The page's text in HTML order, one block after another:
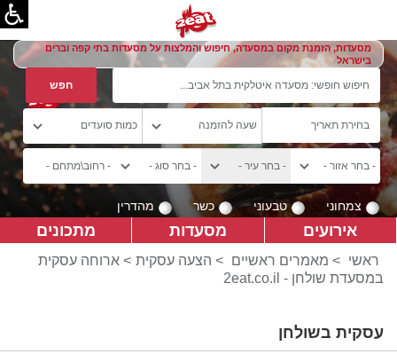
מסעדות, הזמנת מקום במסעדה, חיפוש והמלצות על מסעדות בתי קפה וברים
בישראל
צמחוני טבעוני כשר מהדרין
אירועים מסעדות מתכונים
ראשי > מאמרים ראשיים > הצעה עסקית > ארוחה עסקית
במסעדת שולחן - 2eat.co.il
עסקית בשולחן